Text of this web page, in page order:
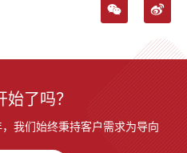
始了吗？
我们始终秉持客户需求为导向